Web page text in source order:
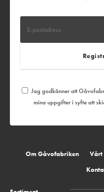
Jag godkänner att
mina uppgifter i syfte att
Om Gåvofabriken Vårt